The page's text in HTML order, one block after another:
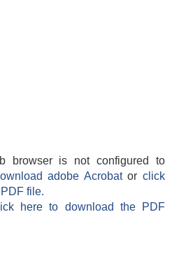
browser is not configured to
adobe Acrobatorclick
file.
here to download the PDF